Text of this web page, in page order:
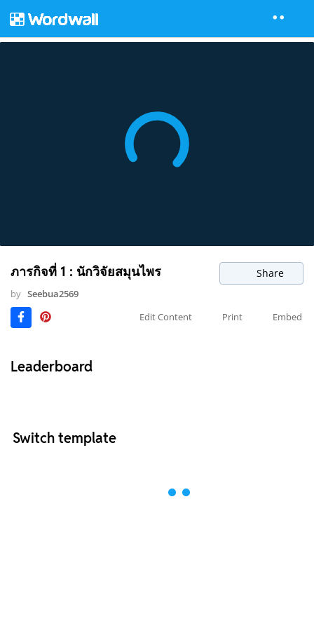
ภารกิจที่ 1 : นักวิจัยสมุนไพร Share
by Seebua2569
Edit Content
Print Embed
Leaderboard
Switch template